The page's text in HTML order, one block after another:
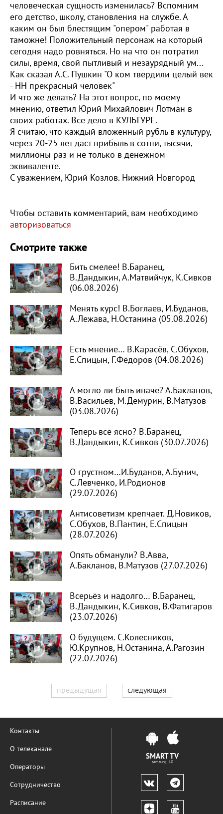
человеческая сущность изменилась? Вспомним
его детство, школу, становления на службе. А
каким он был блестящим "опером" работая в
таможне! Положительный персонаж на который
сегодня надо ровняться. Но на что он потратил
силы, время, свой пытливый и незаурядный ум...
Как сказал А.С. Пушкин "О ком твердили целый век
- НН прекрасный человек"
И что же делать? На этот вопрос, по моему
мнению, ответил Юрий Михайлович Лотман в
своих работах. Все дело в КУЛЬТУРЕ.
Я считаю, что каждый вложенный рубль в культуру,
через 20-25 лет даст прибыль в сотни, тысячи,
миллионы раз и не только в денежном
эквиваленте.
С уважением, Юрий Козлов. Нижний Новгород
Чтобы оставить комментарий, вам необходимо
авторизоваться
Смотрите также
Бить смелее! В.Баранец,
В.Дандыкин, А.Матвийчук, К.Сивков
(06.08.2026)
Менять курс! В.Боглаев, И.Буданов,
А.Лежава, Н.Останина (05.08.2026)
Есть мнение… В.Карасёв, С.Обухов,
Е.Спицын, Г.Фёдоров (04.08.2026)
А могло ли быть иначе? А.Бакланов,
В.Васильев, М.Демурин, В.Матузов
(03.08.2026)
Теперь всё ясно? В.Баранец,
В.Дандыкин, К.Сивков (30.07.2026)
О грустном…И.Буданов, А.Бунич,
С.Левченко, И.Родионов
(29.07.2026)
Антисоветизм крепчает. Д.Новиков,
С.Обухов, В.Пантин, Е.Спицын
(28.07.2026)
Опять обманули? В.Авва,
А.Бакланов, В.Матузов (27.07.2026)
Всерьёз и надолго… В.Баранец,
В.Дандыкин, К.Сивков, В.Фатигаров
(23.07.2026)
О будущем. С.Колесников,
Ю.Крупнов, Н.Останина, А.Рагозин
(22.07.2026)
предыдущая следующая
Контакты
О телеканале
Операторы
Сотрудничество
Расписание
SMART TV
samsung LG